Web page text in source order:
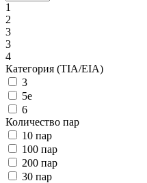
1
2
3
3
4
Категория (TIA/EIA)
3
5e
6
Количество пар
10 пар
100 пар
200 пар
30 пар